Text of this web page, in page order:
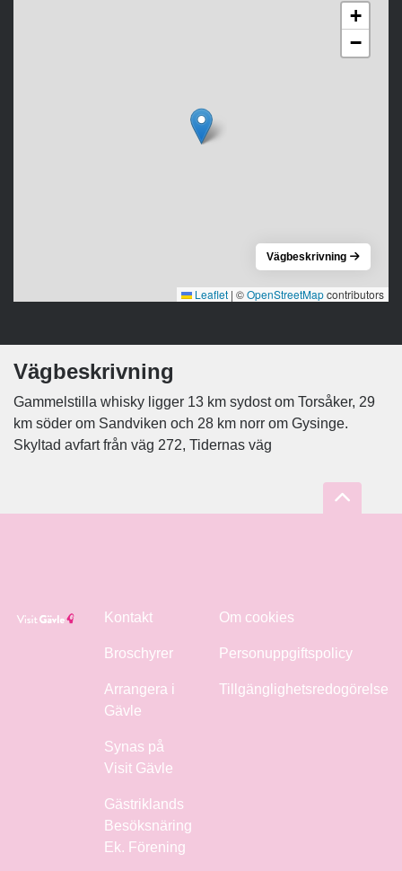
+
−
Leaflet | ©OpenStreetMapcontributors
Vägbeskrivning
Vägbeskrivning
Gammelstilla whisky ligger 13 km sydost om Torsåker, 29
km söder om Sandviken och 28 km norr om Gysinge.
Skyltad avfart från väg 272, Tidernas väg
Kontakt
Broschyrer
Arrangera i
Gävle
Synas på
Visit Gävle
Gästriklands
Besöksnäring
Ek. Förening
Om cookies
Personuppgiftspolicy
Tillgänglighetsredogörelse